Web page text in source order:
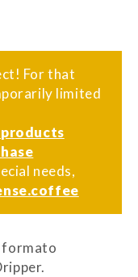
For that
limited
needs,
formato